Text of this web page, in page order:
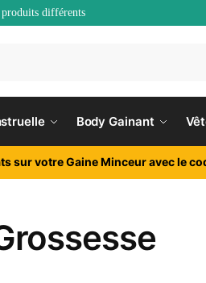
différents
Body Gainant
sur votre Gaine Minceur avec le